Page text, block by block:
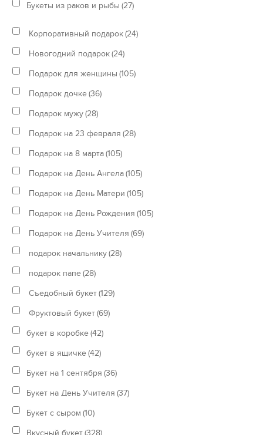
Букеты из раков и рыбы (27)
Корпоративный подарок(24)
Новогодний подарок(24)
Подарок для женщины (105)
Подарок дочке(36)
Подарок мужу(28)
Подарок на 23 февраля (28)
Подарок на 8 марта(105)
Подарок на День Ангела(105)
Подарок на День Матери (105)
Подарок на День Рождения (105)
Подарок на День Учителя (69)
подарок начальнику(28)
подарок папе(28)
Съедобный букет(129)
Фруктовый букет(69)
букет в коробке(42)
букет в ящичке(42)
Букет на 1 сентября (36)
Букет на День Учителя (37)
Букет с сыром (10)
Вкусный букет(328)